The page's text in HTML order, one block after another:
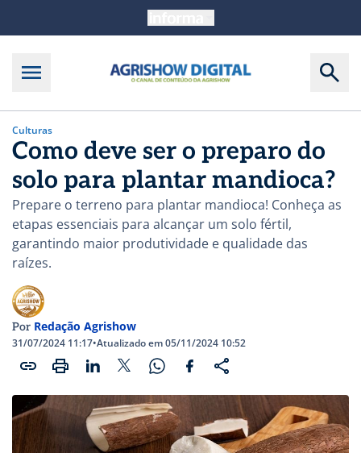
Culturas
Como deve ser o preparo do
solo para plantar mandioca?
Prepare o terreno para plantar mandioca! Conheça as
etapas essenciais para alcançar um solo fértil,
garantindo maior produtividade e qualidade das
raízes.
Por Redação Agrishow
31/07/2024 11:17•Atualizado em 05/11/2024 10:52